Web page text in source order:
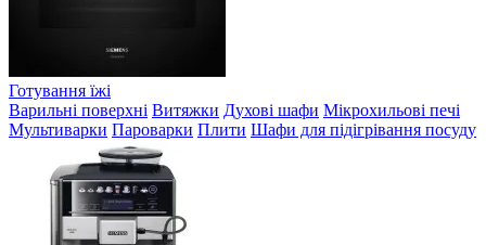
Готування їжі
Варильні поверхні Витяжки Духові шафи Мікрохильові печі
Мультиварки Пароварки Плити Шафи для підігрівання посуду